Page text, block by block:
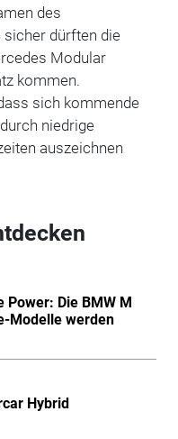
des
dürften die
Modular
kommen.
sich kommende
niedrige
auszeichnen
Power: Die BMW M
Modelle werden
Hybrid